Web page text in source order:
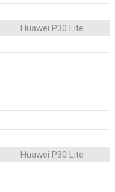
Huawei P30 Lite
Huawei P30 Lite